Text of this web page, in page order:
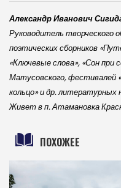
Александр Иванович
Руководитель творческого
поэтических сборников
«Ключевые слова», «Сон при
Матусовского, фестивалей
кольцо» и др. литературных
Живет в п. Атамановка
ПОХОЖЕЕ